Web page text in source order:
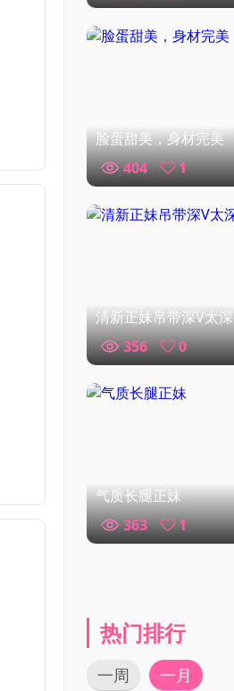
脸蛋甜美，身材完美
404
1
清新正妹吊带深V太深
356
0
气质长腿正妹
363
1
热门排行
一周 一月